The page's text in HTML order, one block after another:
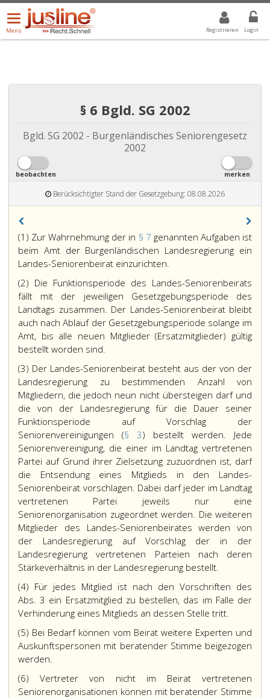
Registrieren Login
Menü
öffnen/schließen
Menü
ALLE DROPDOWN: GEWÄHLTER WERT IST ALLE
§ 6 Bgld. SG 2002
Bgld. SG 2002 - Burgenländisches Seniorengesetz
2002
beobachten merken
Berücksichtigter Stand der Gesetzgebung: 08.08.2026
(1) Zur Wahrnehmung der in § 7 genannten Aufgaben ist
beim Amt der Burgenländischen Landesregierung ein
Landes-Seniorenbeirat einzurichten.
(2) Die Funktionsperiode des Landes-Seniorenbeirats
fällt mit der jeweiligen Gesetzgebungsperiode des
Landtags zusammen. Der Landes-Seniorenbeirat bleibt
auch nach Ablauf der Gesetzgebungsperiode solange im
Amt, bis alle neuen Mitglieder (Ersatzmitglieder) gültig
bestellt worden sind.
(3) Der Landes-Seniorenbeirat besteht aus der von der
Landesregierung zu bestimmenden Anzahl von
Mitgliedern, die jedoch neun nicht übersteigen darf und
die von der Landesregierung für die Dauer seiner
Funktionsperiode auf Vorschlag der
Seniorenvereinigungen (§ 3) bestellt werden. Jede
Seniorenvereinigung, die einer im Landtag vertretenen
Partei auf Grund ihrer Zielsetzung zuzuordnen ist, darf
die Entsendung eines Mitglieds in den Landes-
Seniorenbeirat vorschlagen. Dabei darf jeder im Landtag
vertretenen Partei jeweils nur eine
Seniorenorganisation zugeordnet werden. Die weiteren
Mitglieder des Landes-Seniorenbeirates werden von
der Landesregierung auf Vorschlag der in der
Landesregierung vertretenen Parteien nach deren
Stärkeverhältnis in der Landesregierung bestellt.
(4) Für jedes Mitglied ist nach den Vorschriften des
Abs. 3 ein Ersatzmitglied zu bestellen, das im Falle der
Verhinderung eines Mitglieds an dessen Stelle tritt.
(5) Bei Bedarf können vom Beirat weitere Experten und
Auskunftspersonen mit beratender Stimme beigezogen
werden.
(6) Vertreter von nicht im Beirat vertretenen
Seniorenorganisationen können mit beratender Stimme